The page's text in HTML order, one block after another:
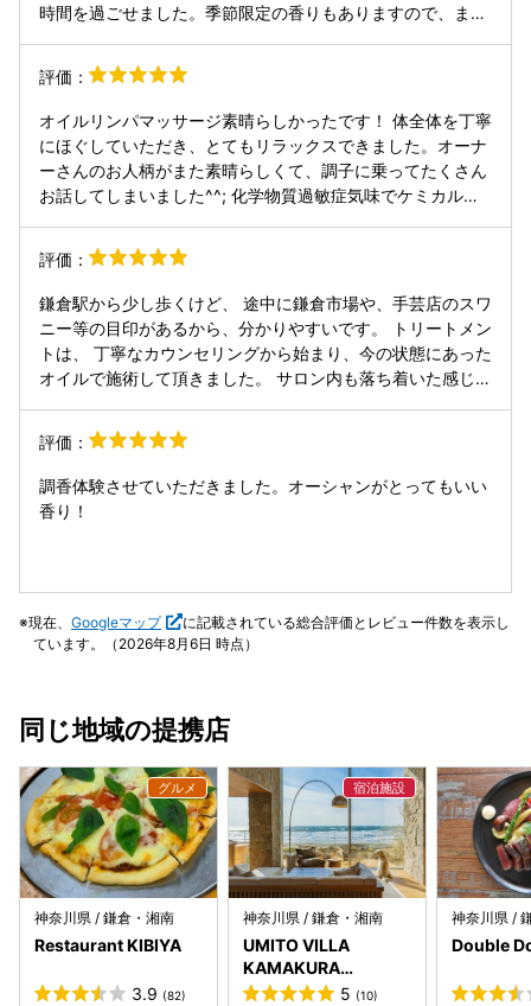
時間を過ごせました。季節限定の香りもありますので、また
評価：
オイルリンパマッサージ素晴らしかったです！ 体全体を丁寧
にほぐしていただき、とてもリラックスできました。オーナ
ーさんのお人柄がまた素晴らしくて、調子に乗ってたくさん
お話してしまいました^^; 化学物質過敏症気味でケミカルな
不使用と回答くださり大変助かりました。 体メンテナンスの
ため定期的に通わせていただきます！
評価：
鎌倉駅から少し歩くけど、 途中に鎌倉市場や、手芸店のスワ
ニー等の目印があるから、分かりやすいです。 トリートメン
トは、 丁寧なカウンセリングから始まり、今の状態にあった
オイルで施術して頂きました。 サロン内も落ち着いた感じ
評価：
調香体験させていただきました。オーシャンがとってもいい
香り！
現在、 Googleマップ
に記載されている総合評価とレビュー件数を表示し
ています。（2026年8月6日 時点）
同じ地域の提携店
神奈川県 / 鎌倉・湘南
Restaurant KIBIYA
3.9 (82)
神奈川県 / 鎌倉・湘南
UMITO VILLA
KAMAKURA
ZAIMOKUZA5 (10)
神奈川県 /
Double